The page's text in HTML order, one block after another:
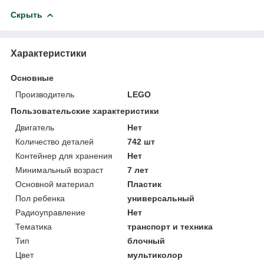
Скрыть
Характеристики
Основные
Производитель
LEGO
Пользовательские характеристики
Двигатель
Нет
Количество деталей
742 шт
Контейнер для хранения
Нет
Минимальный возраст
7 лет
Основной материал
Пластик
Пол ребенка
универсальный
Радиоуправление
Нет
Тематика
транспорт и техника
Тип
блочный
Цвет
мультиколор